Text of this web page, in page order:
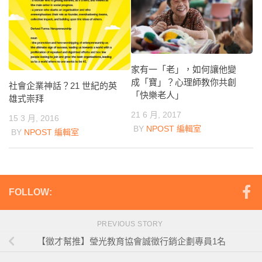
社會企業神話？21 世紀的英
雄式崇拜
15 3 月, 2016
BY NPOST 編輯室
家有一「老」，如何讓他變
成「寶」？心理師教你共創
「快樂老人」
21 6 月, 2017
BY NPOST 編輯室
FOLLOW:
PREVIOUS STORY
【徵才幫推】瑩光教育協會誠徵行銷企劃專員1名